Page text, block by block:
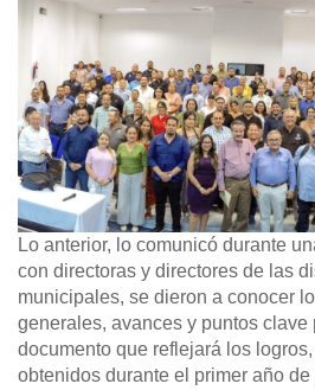
Lo anterior, lo comunicó durante
con directoras y directores de las
municipales, se dieron a conocer
generales, avances y puntos clave
documento que reflejará los
obtenidos durante el primer año de